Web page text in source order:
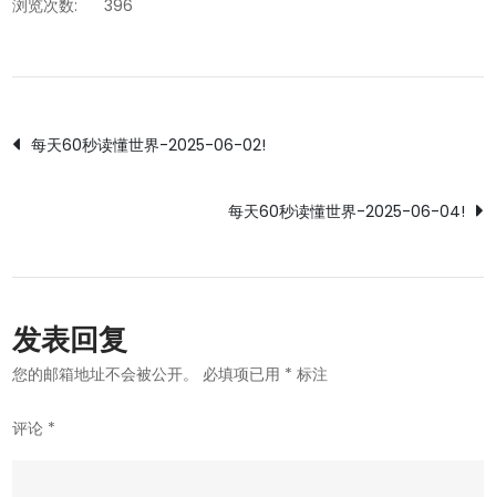
浏览次数: 396
文
导
航
每天60秒读懂世界-2025-06-02!
每天60秒读懂世界-2025-06-04!
发表回复
您的邮箱地址不会被公开。 必填项已用 * 标注
评论 *